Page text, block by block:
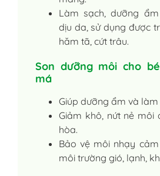
Làm sạch, dưỡng
dịu da, sử dụng được
hăm tã, cứt trâu.
Son dưỡng môi cho
má
Giúp dưỡng ẩm và
Giảm khô, nứt nẻ môi
hòa.
Bảo vệ môi nhạy
môi trường gió, lạnh,